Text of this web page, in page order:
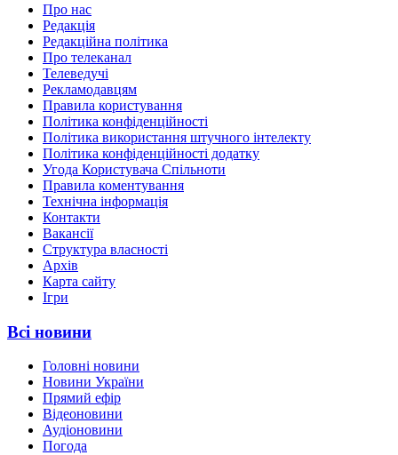
Про нас
Редакція
Редакційна політика
Про телеканал
Телеведучі
Рекламодавцям
Правила користування
Політика конфіденційності
Політика використання штучного інтелекту
Політика конфіденційності додатку
Угода Користувача Спільноти
Правила коментування
Технічна інформація
Контакти
Вакансії
Структура власності
Архів
Карта сайту
Ігри
Всі новини
Головні новини
Новини України
Прямий ефір
Відеоновини
Аудіоновини
Погода